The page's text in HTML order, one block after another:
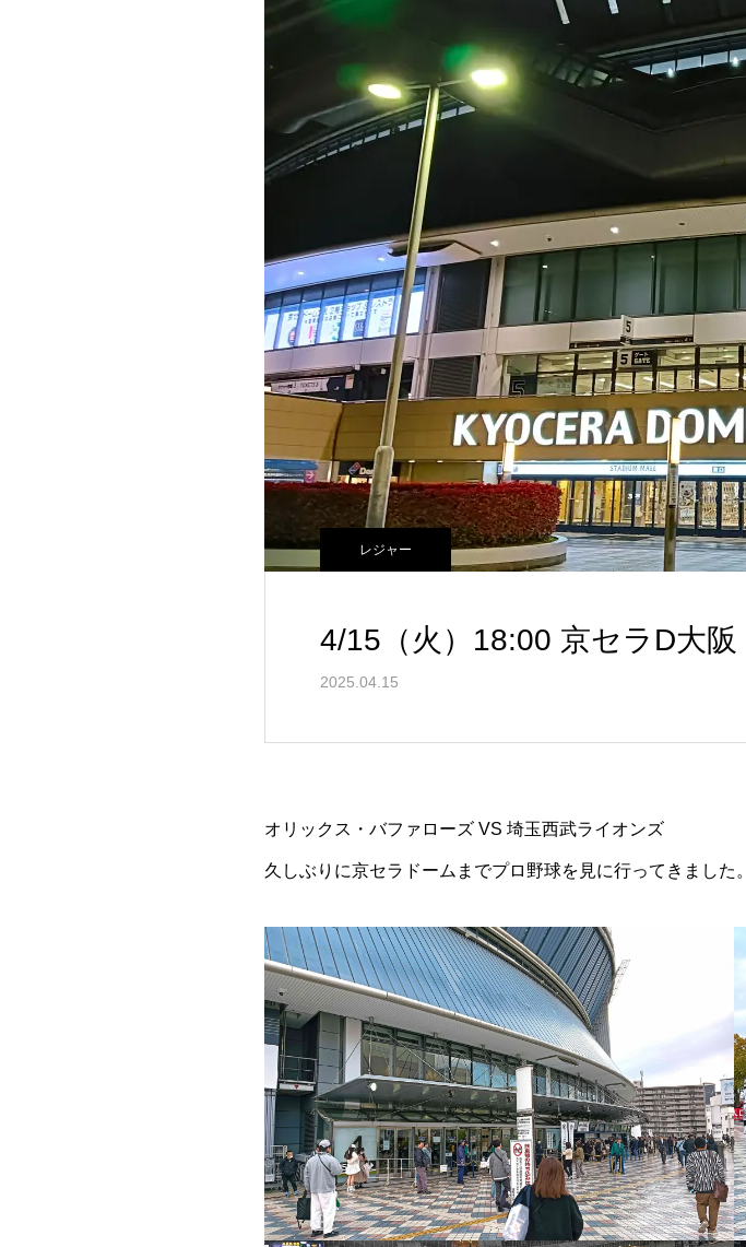
レジャー
4/15（火）18:00 京セラD大阪
2025.04.15
オリックス・バファローズ VS 埼玉西武ライオンズ
久しぶりに京セラドームまでプロ野球を見に行ってきました。